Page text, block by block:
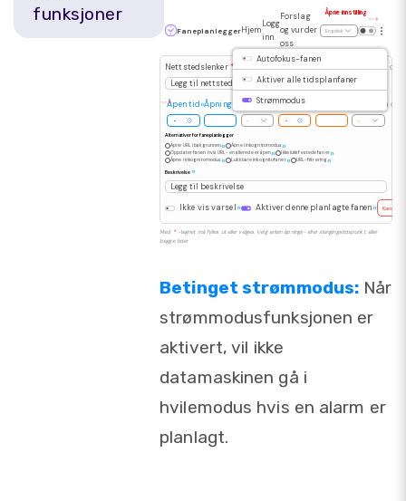
funksjoner
FaneplanleggerHjem
Logg
inn
Forslag
og vurder
oss
Engelsk
Autofokus-fanen
Aktiver alle tidsplanfaner
Strømmodus
Åpne innstilling
Nettstedslenker*
Legg til nettsted
Åpen tid ÅpningsdatoÅpent på
Åpen tid ÅpningsdatoÅpent på dagen
-
Stengetid Stengt på
-
Alternativer for faneplanlegger
Åpne URL i bakgrunnen
Åpne i inkognitomodus
Oppdater fanen hvis URL-en allerede er åpen
Ikke lukk festede faner
Åpne i inkognitomodus
Lukk bare inkognitofaner
URL-filtrering
Beskrivelse
Legg til beskrivelse
Ikke vis varsel
Aktiver denne planlagte fanen Kansellere
Med *-tegnet må fylles ut eller velges. Velg enten åpnings- eller stengingstidspunkt, eller
begge tider.
Betinget strømmodus: Når
strømmodusfunksjonen er
aktivert, vil ikke
datamaskinen gå i
hvilemodus hvis en alarm er
planlagt.